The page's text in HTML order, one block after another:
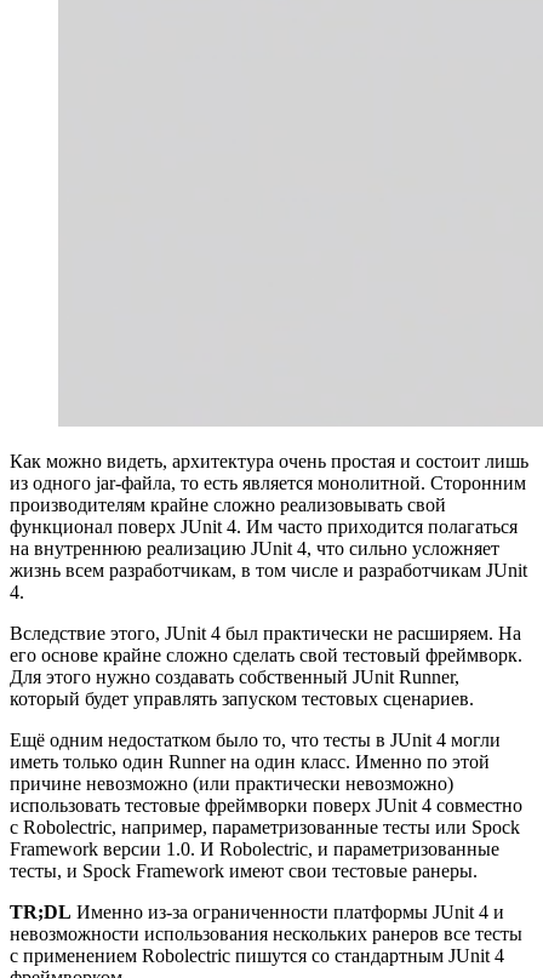
Как можно видеть, архитектура очень простая и состоит лишь
из одного jar-файла, то есть является монолитной. Сторонним
производителям крайне сложно реализовывать свой
функционал поверх JUnit 4. Им часто приходится полагаться
на внутреннюю реализацию JUnit 4, что сильно усложняет
жизнь всем разработчикам, в том числе и разработчикам JUnit
4.
Вследствие этого, JUnit 4 был практически не расширяем. На
его основе крайне сложно сделать свой тестовый фреймворк.
Для этого нужно создавать собственный JUnit Runner,
который будет управлять запуском тестовых сценариев.
Ещё одним недостатком было то, что тесты в JUnit 4 могли
иметь только один Runner на один класс. Именно по этой
причине невозможно (или практически невозможно)
использовать тестовые фреймворки поверх JUnit 4 совместно
с Robolectric, например, параметризованные тесты или Spock
Framework версии 1.0. И Robolectric, и параметризованные
тесты, и Spock Framework имеют свои тестовые ранеры.
TR;DL Именно из-за ограниченности платформы JUnit 4 и
невозможности использования нескольких ранеров все тесты
с применением Robolectric пишутся со стандартным JUnit 4